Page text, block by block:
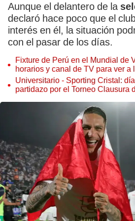
Aunque el delantero de la
declaró hace poco que el
interés en él, la situación
con el pasar de los días.
Fixture de Perú en el Mundial de
horarios y canal de TV para ver a
torneo
Universitario - Sporting Cristal:
partidazo por el Torneo Clausura